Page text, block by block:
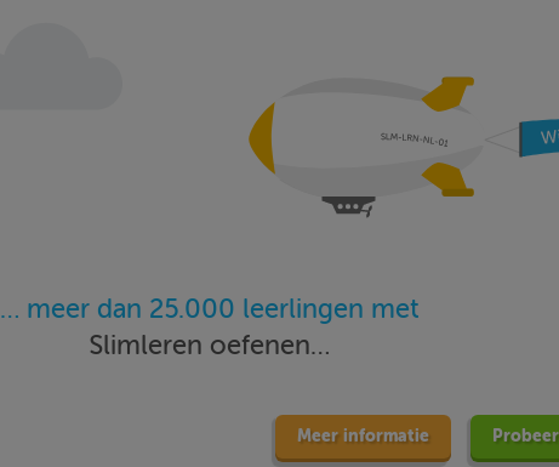
… meer dan 25.000 leerlingen met
Slimleren oefenen…
Meer informatie